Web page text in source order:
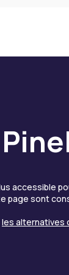
accessible
page sont
les alternatives